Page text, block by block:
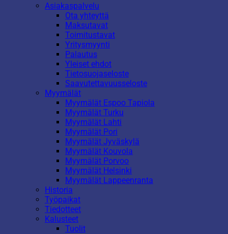
Asiakaspalvelu
Ota yhteyttä
Maksutavat
Toimitustavat
Yritysmyynti
Palautus
Yleiset ehdot
Tietosuojaseloste
Saavutettavuusseloste
Myymälät
Myymälät Espoo Tapiola
Myymälät Turku
Myymälät Lahti
Myymälät Pori
Myymälät Jyväskylä
Myymälät Kouvola
Myymälät Porvoo
Myymälät Helsinki
Myymälät Lappeenranta
Historia
Työpaikat
Tiedotteet
Kalusteet
Tuolit